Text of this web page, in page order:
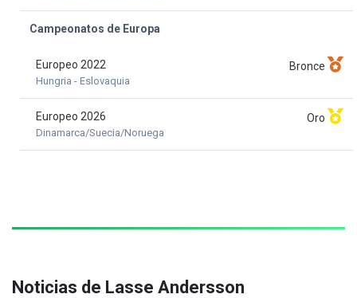
Campeonatos de Europa
Europeo 2022
Hungria - Eslovaquia
Bronce
Europeo 2026
Dinamarca/Suecia/Noruega
Oro
Noticias de Lasse Andersson